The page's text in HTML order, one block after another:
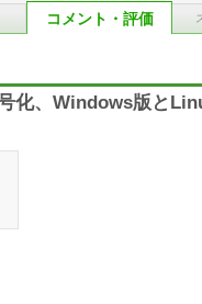
コメント・評価
化、Windows版と